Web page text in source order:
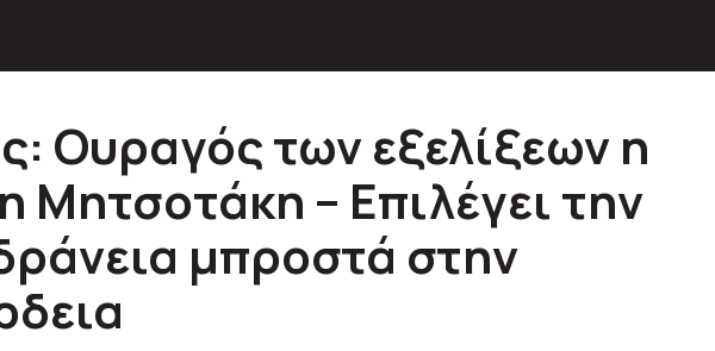
Ουραγός των εξελίξεων η
Μητσοτάκη – Επιλέγει την
μπροστά στην